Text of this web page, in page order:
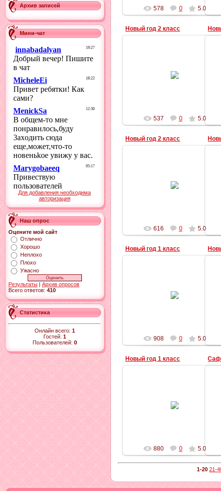
Архив записей
Мини-чат
Для добавления необходима
авторизация
Наш опрос
Оцените мой сайт
Отлично
Хорошо
Неплохо
Плохо
Ужасно
Результаты | Архив опросов
Всего ответов: 410
Статистика
Онлайн всего: 1
Гостей: 1
Пользователей: 0
578 0 5.0
Новый год 2 класс
537 0 5.0
Новый год 2 класс
616 0 5.0
Новый год 1 класс
908 0 5.0
Новый год 1 класс
880 0 5.0
1-20 21-